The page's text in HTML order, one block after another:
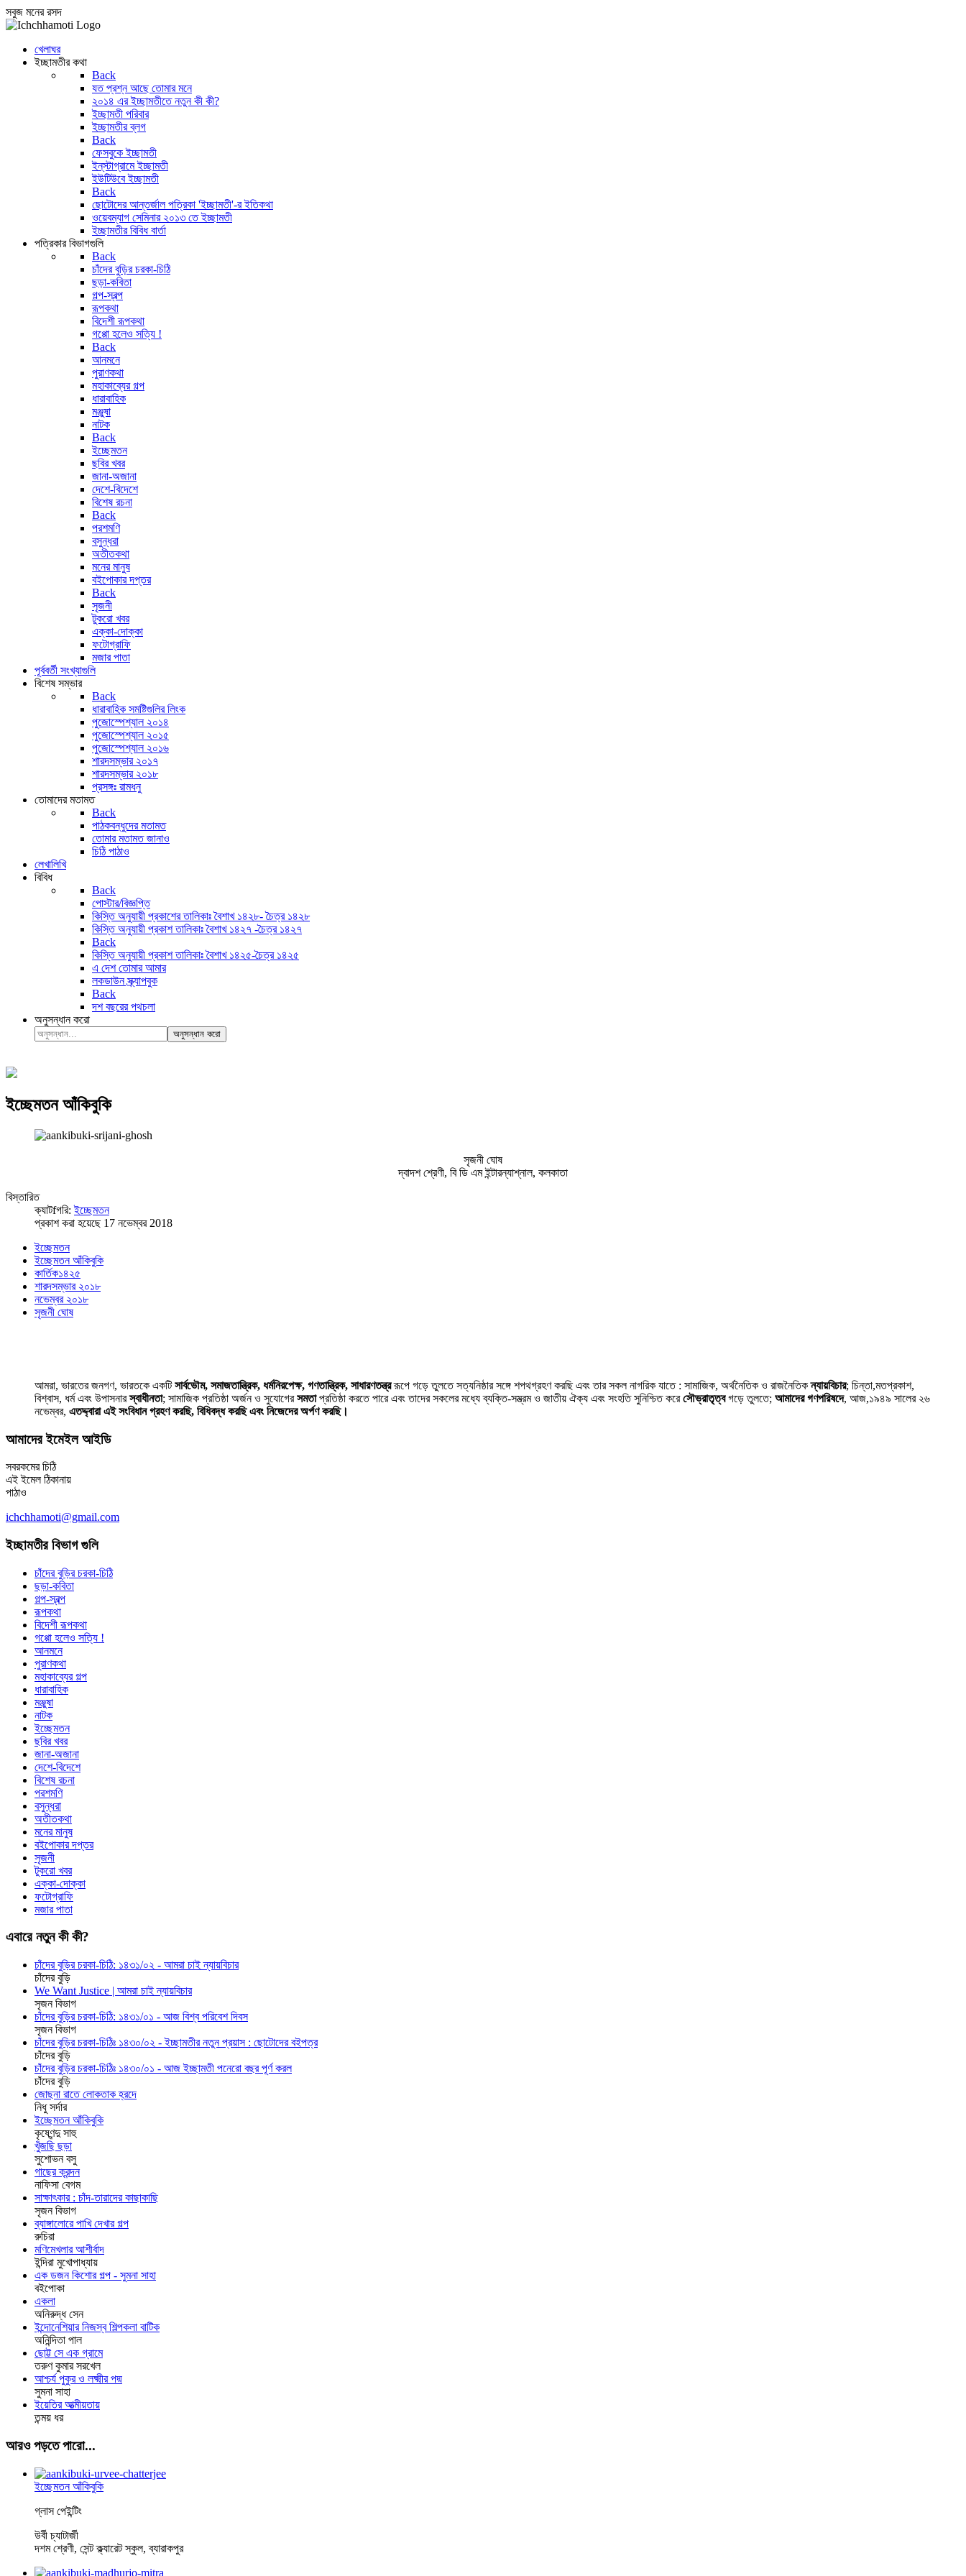
সবুজ মনের রসদ
খেলাঘর
ইচ্ছামতীর কথা
Back
যত প্রশ্ন আছে তোমার মনে
২০১৪ এর ইচ্ছামতীতে নতুন কী কী?
ইচ্ছামতী পরিবার
ইচ্ছামতীর ব্লগ
Back
ফেসবুকে ইচ্ছামতী
ইন্‌স্টাগ্রামে ইচ্ছামতী
ইউটিউবে ইচ্ছামতী
Back
ছোটোদের আন্তর্জাল পত্রিকা 'ইচ্ছামতী'-র ইতিকথা
ওয়েবম্যাগ সেমিনার ২০১৩ তে ইচ্ছামতী
ইচ্ছামতীর বিবিধ বার্তা
পত্রিকার বিভাগগুলি
Back
চাঁদের বুড়ির চরকা-চিঠি
ছড়া-কবিতা
গল্প-স্বল্প
রূপকথা
বিদেশী রূপকথা
গপ্পো হলেও সত্যি !
Back
আনমনে
পুরাণকথা
মহাকাব্যের গল্প
ধারাবাহিক
মঞ্জুষা
নাটক
Back
ইচ্ছেমতন
ছবির খবর
জানা-অজানা
দেশে-বিদেশে
বিশেষ রচনা
Back
পরশমণি
বসুন্ধরা
অতীতকথা
মনের মানুষ
বইপোকার দপ্তর
Back
সৃজনী
টুকরো খবর
এক্কা-দোক্কা
ফটোগ্রাফি
মজার পাতা
পূর্ববর্তী সংখ্যাগুলি
বিশেষ সম্ভার
Back
ধারাবাহিক সমষ্টিগুলির লিংক
পুজোস্পেশ্যাল ২০১৪
পুজোস্পেশ্যাল ২০১৫
পুজোস্পেশ্যাল ২০১৬
শারদসম্ভার ২০১৭
শারদসম্ভার ২০১৮
প্রসঙ্গঃ রামধনু
তোমাদের মতামত
Back
পাঠকবন্ধুদের মতামত
তোমার মতামত জানাও
চিঠি পাঠাও
লেখালিখি
বিবিধ
Back
পোস্টার/বিজ্ঞপ্তি
কিস্তি অনুযায়ী প্রকাশের তালিকাঃ বৈশাখ ১৪২৮- চৈত্র ১৪২৮
কিস্তি অনুযায়ী প্রকাশ তালিকাঃ বৈশাখ ১৪২৭ -চৈত্র ১৪২৭
Back
কিস্তি অনুযায়ী প্রকাশ তালিকাঃ বৈশাখ ১৪২৫-চৈত্র ১৪২৫
এ দেশ তোমার আমার
লকডাউন স্ক্র্যাপবুক
Back
দশ বছরের পথচলা
অনুসন্ধান করো
অনুসন্ধান করো
ইচ্ছেমতন আঁকিবুকি
সৃজনী ঘোষ
দ্বাদশ শ্রেণী, বি ডি এম ইন্টারন্যাশ্‌নাল, কলকাতা
বিস্তারিত
ক্যাটfগরি:ইচ্ছেমতন
প্রকাশ করা হয়েছে 17 নভেম্বর 2018
ইচ্ছেমতন
ইচ্ছেমতন আঁকিবুকি
কার্তিক১৪২৫
শারদসম্ভার ২০১৮
নভেম্বর ২০১৮
সৃজনী ঘোষ
আমরা, ভারতের জনগণ, ভারতকে একটিসার্বভৌম, সমাজতান্ত্রিক, ধর্মনিরপেক্ষ, গণতান্ত্রিক, সাধারণতন্ত্ররূপে গড়ে তুলতে সত্যনিষ্ঠার সঙ্গে শপথগ্রহণ করছি এবং তার সকল নাগরিক যাতে : সামাজিক, অর্থনৈতিক ও রাজনৈতিকন্যায়বিচার; চিন্তা,মতপ্রকাশ,
বিশ্বাস, ধর্ম এবং উপাসনারস্বাধীনতা; সামাজিক প্রতিষ্ঠা অর্জন ও সুযোগেরসমতাপ্রতিষ্ঠা করতে পারে এবং তাদের সকলের মধ্যে ব্যক্তি-সম্ভ্রম ও জাতীয় ঐক্য এবং সংহতি সুনিশ্চিত করেসৌভ্রাতৃত্বগড়ে তুলতে; আমাদের গণপরিষদে, আজ,১৯৪৯ সালের ২৬
নভেম্বর, এতদ্দ্বারা এই সংবিধান গ্রহণ করছি, বিধিবদ্ধ করছি এবং নিজেদের অর্পণ করছি।
আমাদের ইমেইল আইডি
সবরকমের চিঠি
এই ইমেল ঠিকানায়
পাঠাও
ichchhamoti@gmail.com
ইচ্ছামতীর বিভাগ গুলি
চাঁদের বুড়ির চরকা-চিঠি
ছড়া-কবিতা
গল্প-স্বল্প
রূপকথা
বিদেশী রূপকথা
গপ্পো হলেও সত্যি !
আনমনে
পুরাণকথা
মহাকাব্যের গল্প
ধারাবাহিক
মঞ্জুষা
নাটক
ইচ্ছেমতন
ছবির খবর
জানা-অজানা
দেশে-বিদেশে
বিশেষ রচনা
পরশমণি
বসুন্ধরা
অতীতকথা
মনের মানুষ
বইপোকার দপ্তর
সৃজনী
টুকরো খবর
এক্কা-দোক্কা
ফটোগ্রাফি
মজার পাতা
এবারে নতুন কী কী?
চাঁদের বুড়ির চরকা-চিঠি: ১৪৩১/০২ - আমরা চাই ন্যায়বিচার
চাঁদের বুড়ি
We Want Justice | আমরা চাই ন্যায়বিচার
সৃজন বিভাগ
চাঁদের বুড়ির চরকা-চিঠি: ১৪৩১/০১ - আজ বিশ্ব পরিবেশ দিবস
সৃজন বিভাগ
চাঁদের বুড়ির চরকা-চিঠিঃ ১৪৩০/০২ - ইচ্ছামতীর নতুন প্রয়াস : ছোটোদের বইপত্র
চাঁদের বুড়ি
চাঁদের বুড়ির চরকা-চিঠিঃ ১৪৩০/০১ - আজ ইচ্ছামতী পনেরো বছর পূর্ণ করল
চাঁদের বুড়ি
জোছনা রাতে লোকতাক হ্রদে
নিধু সর্দার
ইচ্ছেমতন আঁকিবুকি
কৃষ্ণেন্দু সাহু
খুঁজছি ছড়া
সুশোভন বসু
গাছের ক্রন্দন
নাফিসা বেগম
সাক্ষাৎকার : চাঁদ-তারাদের কাছাকাছি
সৃজন বিভাগ
ব্যাঙ্গালোরে পাখি দেখার গল্প
রুচিরা
মণিমেখলার আশীর্বাদ
ইন্দিরা মুখোপাধ্যায়
এক ডজন কিশোর গল্প - সুমনা সাহা
বইপোকা
একলা
অনিরুদ্ধ সেন
ইন্দোনেশিয়ার নিজস্ব শিল্পকলা বাটিক
অনিন্দিতা পাল
ছোট্ট সে এক গ্রামে
তরুণ কুমার সরখেল
আশ্চর্য পুকুর ও লক্ষ্মীর পদ্ম
সুমনা সাহা
ইয়েতির আত্মীয়তায়
তন্ময় ধর
আরও পড়তে পারো...
ইচ্ছেমতন আঁকিবুকি
গ্লাস পেইন্টিং
উর্বী চ্যাটার্জী
দশম শ্রেণী, সেন্ট ক্ল্যারেট স্কুল, ব্যারাকপুর